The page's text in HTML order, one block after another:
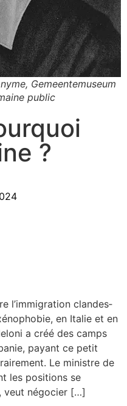
Gemeentemuseum
public
?
l’immigration clan­des­
en Ita­lie et en
a créé des camps
payant ce petit
Le ministre de
les posi­tions se
veut négocier […]